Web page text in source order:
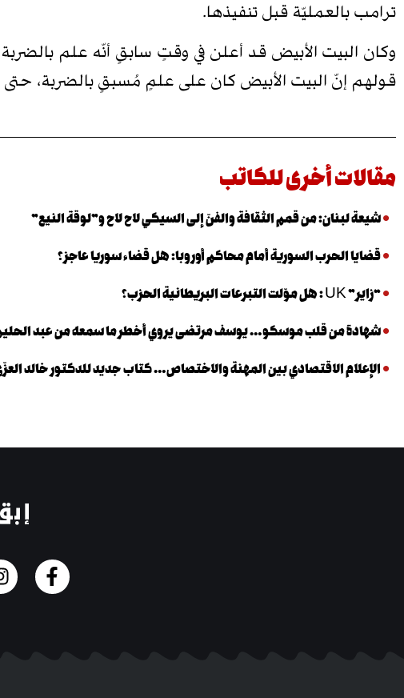
ترامب بالعمليّة قبل تنفيذها.
وكان البيت الأبيض قد أعلن في وقتٍ سابقٍ أنّه علم
قولهم إنّ البيت الأبيض كان على علمٍ مُسبقٍ بالضربة، حتى
مقالات أخرى للكاتب
شيعة لبنان: من قمم الثقافة والفنّ إلى السيكي لاح لاح و”لوقة النيع”
قضايا الحرب السورية أمام محاكم أوروبا: هل قضاء سوريا عاجز؟
“زاير” UK : هل موّلت التبرعات البريطانية الحزب؟
شهادة من قلب موسكو… يوسف مرتضى يروي أخطر ما سمعه من عبد
الإعلام الاقتصادي بين المهنة والاختصاص… كتاب جديد للدكتور خالد